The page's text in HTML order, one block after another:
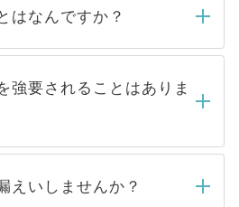
し、その後メールもしくは
業日以内にはご連絡をせて
で、しばらくお待ちくださ
はなんですか？
で取り扱っている求人の
Webサイトからご覧いただ
求人」です。非公開求人は
って、一般には公開してい
けるため 人気のある医療機
強要されることはありま
要することは一切ありませ
応募先から内定をいただい
えいしませんか？